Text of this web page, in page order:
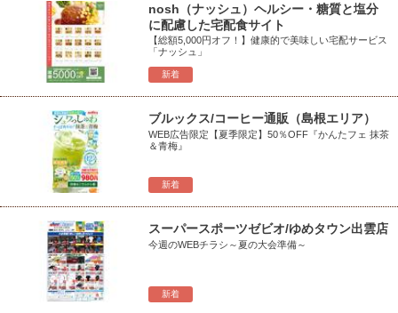
新着
nosh（ナッシュ）ヘルシー・糖質と塩分
に配慮した宅配食サイト
【総額5,000円オフ！】健康的で美味しい宅配サービス
「ナッシュ」
新着
ブルックス/コーヒー通販（島根エリア）
WEB広告限定【夏季限定】50％OFF『かんたフェ 抹茶
＆青梅』
新着
スーパースポーツゼビオ/ゆめタウン出雲店
今週のWEBチラシ～夏の大会準備～